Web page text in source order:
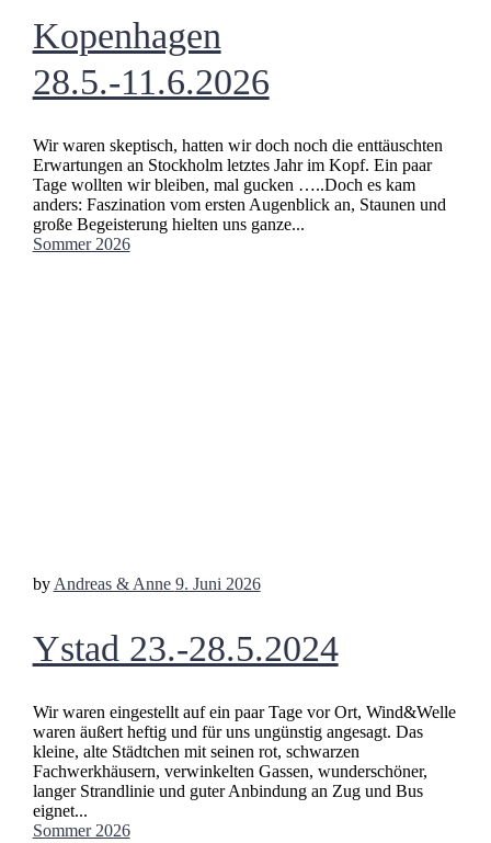
Kopenhagen
28.5.-11.6.2026
Wir waren skeptisch, hatten wir doch noch die enttäuschten
Erwartungen an Stockholm letztes Jahr im Kopf. Ein paar
Tage wollten wir bleiben, mal gucken …..Doch es kam
anders: Faszination vom ersten Augenblick an, Staunen und
große Begeisterung hielten uns ganze...
Sommer 2026
by Andreas & Anne 9. Juni 2026
Ystad 23.-28.5.2024
Wir waren eingestellt auf ein paar Tage vor Ort, Wind&Welle
waren äußert heftig und für uns ungünstig angesagt. Das
kleine, alte Städtchen mit seinen rot, schwarzen
Fachwerkhäusern, verwinkelten Gassen, wunderschöner,
langer Strandlinie und guter Anbindung an Zug und Bus
eignet...
Sommer 2026